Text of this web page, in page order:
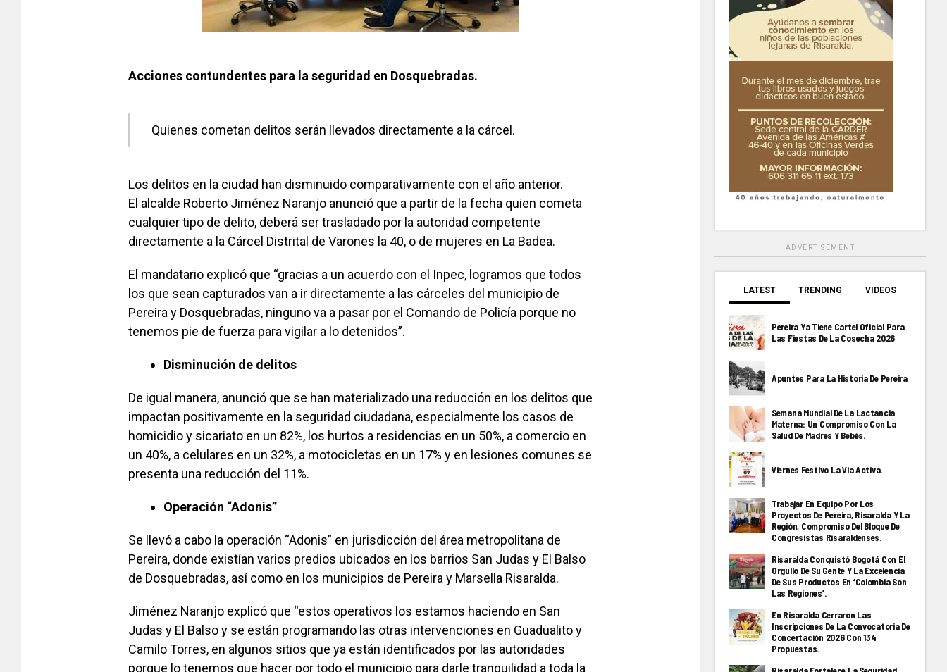
Acciones contundentes para la seguridad en Dosquebradas.
Quienes cometan delitos serán llevados directamente a la cárcel.
Los delitos en la ciudad han disminuido comparativamente con el año anterior.
El alcalde Roberto Jiménez Naranjo anunció que a partir de la fecha quien cometa
cualquier tipo de delito, deberá ser trasladado por la autoridad competente
directamente a la Cárcel Distrital de Varones la 40, o de mujeres en La Badea.
El mandatario explicó que “gracias a un acuerdo con el Inpec, logramos que todos
los que sean capturados van a ir directamente a las cárceles del municipio de
Pereira y Dosquebradas, ninguno va a pasar por el Comando de Policía porque no
tenemos pie de fuerza para vigilar a lo detenidos”.
Disminución de delitos
De igual manera, anunció que se han materializado una reducción en los delitos que
impactan positivamente en la seguridad ciudadana, especialmente los casos de
homicidio y sicariato en un 82%, los hurtos a residencias en un 50%, a comercio en
un 40%, a celulares en un 32%, a motocicletas en un 17% y en lesiones comunes se
presenta una reducción del 11%.
Operación “Adonis”
Se llevó a cabo la operación “Adonis” en jurisdicción del área metropolitana de
Pereira, donde existían varios predios ubicados en los barrios San Judas y El Balso
de Dosquebradas, así como en los municipios de Pereira y Marsella Risaralda.
Jiménez Naranjo explicó que “estos operativos los estamos haciendo en San
Judas y El Balso y se están programando las otras intervenciones en Guadualito y
Camilo Torres, en algunos sitios que ya están identificados por las autoridades
porque lo tenemos que hacer por todo el municipio para darle tranquilidad a toda la
ADVERTISEMENT
LATEST TRENDING VIDEOS
Pereira Ya Tiene Cartel Oficial Para
Las Fiestas De La Cosecha 2026
Apuntes Para La Historia De Pereira
Semana Mundial De La Lactancia
Materna: Un Compromiso Con La
Salud De Madres Y Bebés.
Viernes Festivo La Via Activa.
Trabajar En Equipo Por Los
Proyectos De Pereira, Risaralda Y La
Región, Compromiso Del Bloque De
Congresistas Risaraldenses.
Risaralda Conquistó Bogotá Con El
Orgullo De Su Gente Y La Excelencia
De Sus Productos En ‘Colombia Son
Las Regiones’.
En Risaralda Cerraron Las
Inscripciones De La Convocatoria De
Concertación 2026 Con 134
Propuestas.